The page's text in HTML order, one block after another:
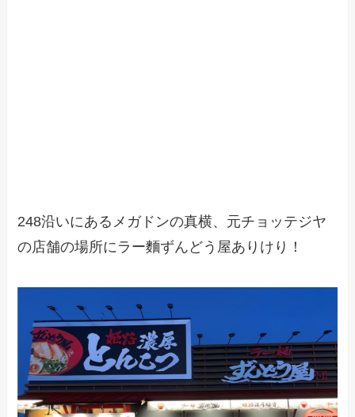
248沿いにあるメガドンの真横、元チョッテジヤ
の店舗の場所にラー麵ずんどう屋ありけり！